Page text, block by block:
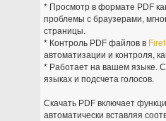
* Просмотр в формате PDF
проблемы с браузерами,
страницы.
* Контроль PDF файлов в
автоматизации и контроля,
* Работает на вашем языке.
языках и подсчета голосов.
Скачать PDF включает
автоматически вставляя